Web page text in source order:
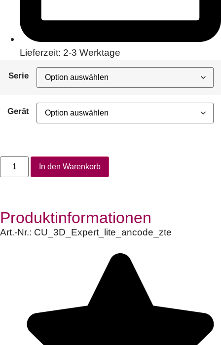
Lieferzeit: 2-3 Werktage
Serie
Gerät
In den Warenkorb
Produktinformationen
Art.-Nr.: CU_3D_Expert_lite_ancode_zte